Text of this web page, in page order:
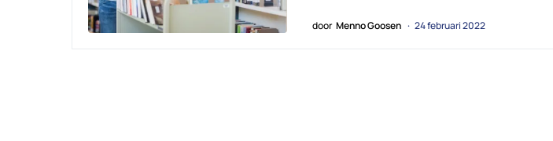
door Menno Goosen 24 februari 2022